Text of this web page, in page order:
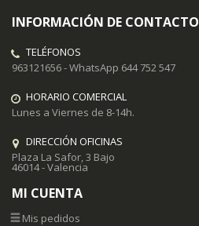
INFORMACIÓN DE CONTACTO
TELÉFONOS
963121656 - WhatsApp 644 752 547
HORARIO COMERCIAL
Lunes a Viernes de 8-14h.
DIRECCIÓN OFICINAS
Plaza La Safor, 3 Bajo
46014 - Valencia
MI CUENTA
Mis pedidos